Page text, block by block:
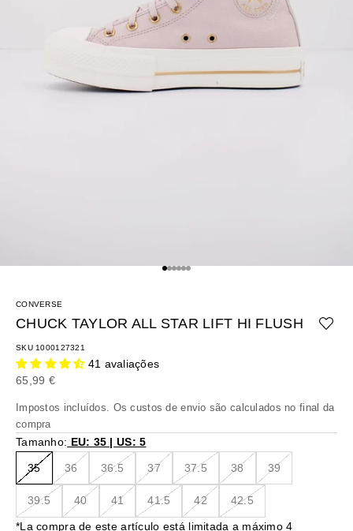
Ir para o artigo 1
Ir para o artigo 2
Ir para o artigo 3
Ir para o artigo 4
Ir para o artigo 5
Ir para o artigo 6
CONVERSE
CHUCK TAYLOR ALL STAR LIFT HI FLUSH
SKU 1000127321
41 avaliações
Preço promocional
65,99 €
Impostos incluídos. Oscustos de envio são calculados no final da
compra
Tamanho: EU: 35 | US: 5
35 36 36.5 37 37.5 38 39
39.5 40 41 41.5 42 42.5
*La compra de este artículo está limitada a máximo 4